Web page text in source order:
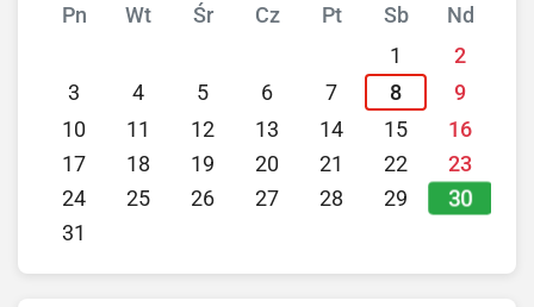
Pn
Wt Śr Cz Pt Sb
Nd
1
2
3
4 5 6 7 8
9
10
11 12 13 14 15
16
17
18 19 20 21 22
23
24
25 26 27 28 29 30
31